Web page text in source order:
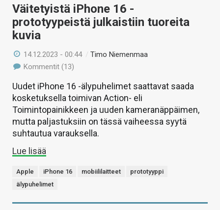
Väitetyistä iPhone 16 -
prototyypeistä julkaistiin tuoreita
kuvia
14.12.2023 - 00:44 /Timo Niemenmaa
Kommentit (13)
Uudet iPhone 16 -älypuhelimet saattavat saada
kosketuksella toimivan Action- eli
Toimintopainikkeen ja uuden kameranäppäimen,
mutta paljastuksiin on tässä vaiheessa syytä
suhtautua varauksella.
Lue lisää
Apple iPhone 16 mobiililaitteet
prototyyppi
älypuhelimet